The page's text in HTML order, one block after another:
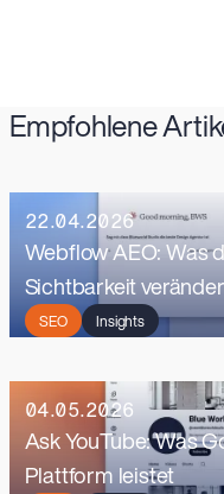
Empfohlene
22.04.2026
Webflow AEO: Was
Sichtbarkeit
SEO Insights
04.05.2026
Ask YouTube: Was
Plattform leistet